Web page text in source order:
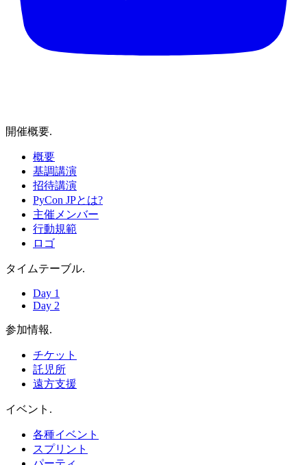
開催概要.
概要
基調講演
招待講演
PyCon JPとは?
主催メンバー
行動規範
ロゴ
タイムテーブル.
Day 1
Day 2
参加情報.
チケット
託児所
遠方支援
イベント .
各種イベント
スプリント